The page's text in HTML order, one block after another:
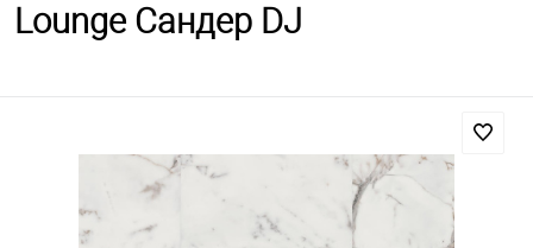
Lounge Сандер DJ